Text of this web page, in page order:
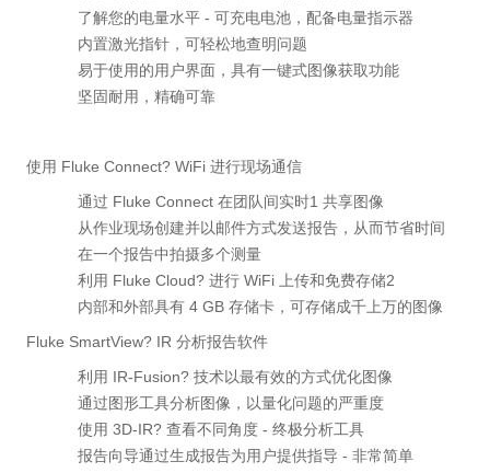
了解您的电量水平 - 可充电电池，配备电量指示器
内置激光指针，可轻松地查明问题
易于使用的用户界面，具有一键式图像获取功能
坚固耐用，精确可靠
使用 Fluke Connect? WiFi 进行现场通信
通过 Fluke Connect 在团队间实时1 共享图像
从作业现场创建并以邮件方式发送报告，从而节省时间
在一个报告中拍摄多个测量
利用 Fluke Cloud? 进行 WiFi 上传和免费存储2
内部和外部具有 4 GB 存储卡，可存储成千上万的图像
Fluke SmartView? IR 分析报告软件
利用 IR-Fusion? 技术以最有效的方式优化图像
通过图形工具分析图像，以量化问题的严重度
使用 3D-IR? 查看不同角度 - 终极分析工具
报告向导通过生成报告为用户提供指导 - 非常简单